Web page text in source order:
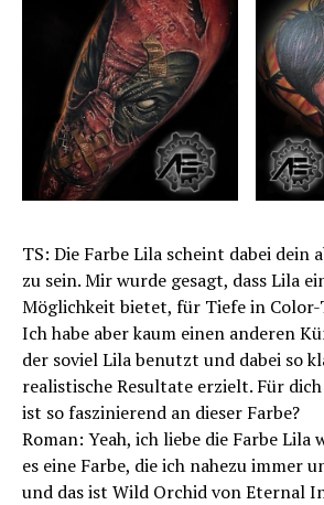
TS: Die Farbe Lila scheint dabei dein
zu sein. Mir wurde gesagt, dass Lila
Möglichkeit bietet, für Tiefe in
Ich habe aber kaum einen anderen
der soviel Lila benutzt und dabei so
realistische Resultate erzielt. Für
ist so faszinierend an dieser Farbe?
Roman: Yeah, ich liebe die Farbe Lila
es eine Farbe, die ich nahezu immer
und das ist Wild Orchid von Eternal